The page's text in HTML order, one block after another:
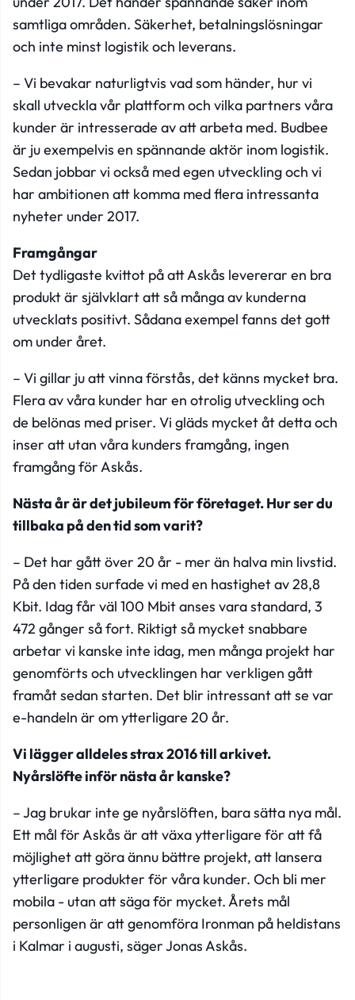
samtliga områden. Säkerhet, betalningslösningar
och inte minst logistik och leverans.
– Vi bevakar naturligtvis vad som händer, hur vi
skall utveckla vår plattform och vilka partners våra
kunder är intresserade av att arbeta med. Budbee
är ju exempelvis en spännande aktör inom logistik.
Sedan jobbar vi också med egen utveckling och vi
har ambitionen att komma med flera intressanta
nyheter under 2017.
Framgångar
Det tydligaste kvittot på att Askås levererar en bra
produkt är självklart att så många av kunderna
utvecklats positivt. Sådana exempel fanns det gott
om under året.
– Vi gillar ju att vinna förstås, det känns mycket bra.
Flera av våra kunder har en otrolig utveckling och
de belönas med priser. Vi gläds mycket åt detta och
inser att utan våra kunders framgång, ingen
framgång för Askås.
Nästa år är det jubileum för företaget. Hur ser du
tillbaka på den tid som varit?
– Det har gått över 20 år - mer än halva min livstid.
På den tiden surfade vi med en hastighet av 28,8
Kbit. Idag får väl 100 Mbit anses vara standard, 3
472 gånger så fort. Riktigt så mycket snabbare
arbetar vi kanske inte idag, men många projekt har
genomförts och utvecklingen har verkligen gått
framåt sedan starten. Det blir intressant att se var
e-handeln är om ytterligare 20 år.
Vi lägger alldeles strax 2016 till arkivet.
Nyårslöfte inför nästa år kanske?
– Jag brukar inte ge nyårslöften, bara sätta nya mål.
Ett mål för Askås är att växa ytterligare för att få
möjlighet att göra ännu bättre projekt, att lansera
ytterligare produkter för våra kunder. Och bli mer
mobila - utan att säga för mycket. Årets mål
personligen är att genomföra Ironman på heldistans
i Kalmar i augusti, säger Jonas Askås.